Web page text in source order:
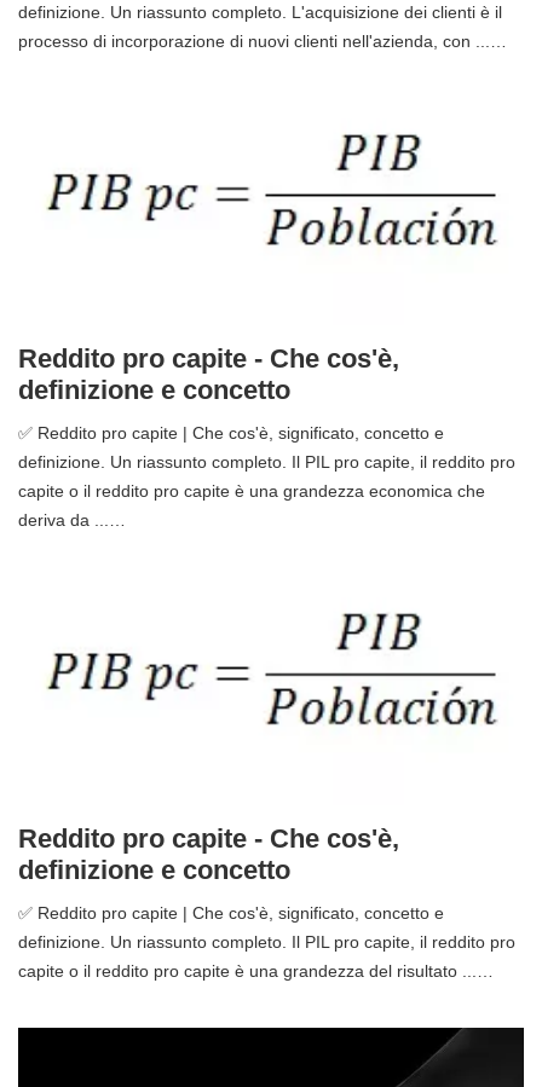
definizione. Un riassunto completo. L'acquisizione dei clienti è il
processo di incorporazione di nuovi clienti nell'azienda, con ...…
Reddito pro capite - Che cos'è,
definizione e concetto
✅ Reddito pro capite | Che cos'è, significato, concetto e
definizione. Un riassunto completo. Il PIL pro capite, il reddito pro
capite o il reddito pro capite è una grandezza economica che
deriva da ...…
Reddito pro capite - Che cos'è,
definizione e concetto
✅ Reddito pro capite | Che cos'è, significato, concetto e
definizione. Un riassunto completo. Il PIL pro capite, il reddito pro
capite o il reddito pro capite è una grandezza del risultato ...…